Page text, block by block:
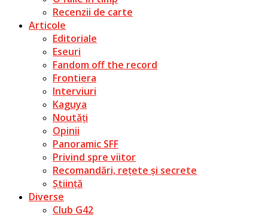
Recenzii de carte
Articole
Editoriale
Eseuri
Fandom off the record
Frontiera
Interviuri
Kaguya
Noutăți
Opinii
Panoramic SFF
Privind spre viitor
Recomandări, rețete și secrete
Știință
Diverse
Club G42